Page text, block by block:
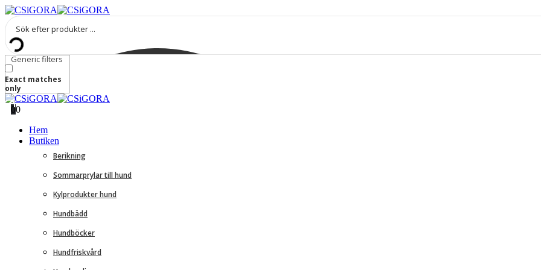
Generic filters
Exact matches
only
00
Hem
Butiken
Berikning
Sommarprylar till hund
Kylprodukter hund
Hundbädd
Hundböcker
Hundfriskvård